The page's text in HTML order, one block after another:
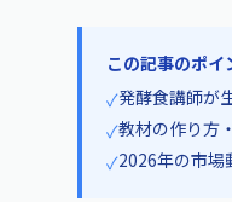
この記事のポイ
✓発酵食講師が
✓教材の作り方
✓2026年の市場